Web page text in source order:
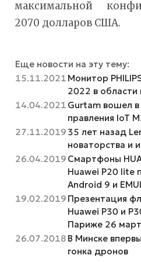
максимальной
2070 долларов США.
Еще новости на эту тему:
15.11.2021 Монитор
2022 в области
14.04.2021 Gurtam вошел в
правления IoT
27.11.2019 35 лет назад
новаторства и
26.04.2019 Смартфоны
Huawei P20 lite
Android 9 и
19.02.2019 Презентация
Huawei P30 и
Париже 26
26.07.2018 В Минске
гонка дронов